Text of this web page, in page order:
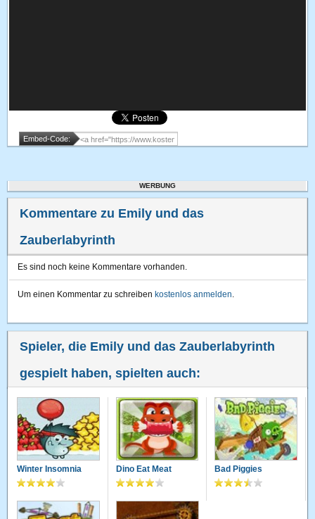
Embed-Code:
WERBUNG
Kommentare zu Emily und das
Zauberlabyrinth
Es sind noch keine Kommentare vorhanden.
Um einen Kommentar zu schreiben kostenlos anmelden.
Spieler, die Emily und das Zauberlabyrinth
gespielt haben, spielten auch:
Winter Insomnia Dino Eat Meat Bad Piggies